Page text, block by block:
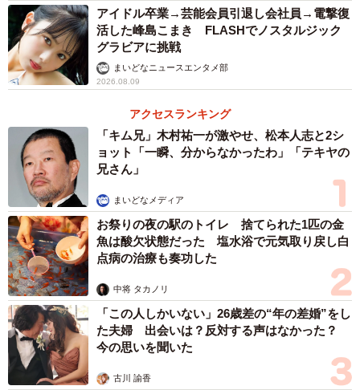
アイドル卒業→芸能会員引退し会社員→電撃復
活した峰島こまき FLASHでノスタルジック
グラビアに挑戦
まいどなニュースエンタメ部
2026.08.09
アクセスランキング
「キム兄」木村祐一が激やせ、松本人志と2シ
ョット「一瞬、分からなかったわ」「テキヤの
兄さん」
まいどなメディア
お祭りの夜の駅のトイレ 捨てられた1匹の金
魚は酸欠状態だった 塩水浴で元気取り戻し白
点病の治療も奏功した
中将 タカノリ
「この人しかいない」26歳差の“年の差婚”をし
た夫婦 出会いは？反対する声はなかった？
今の思いを聞いた
古川 諭香